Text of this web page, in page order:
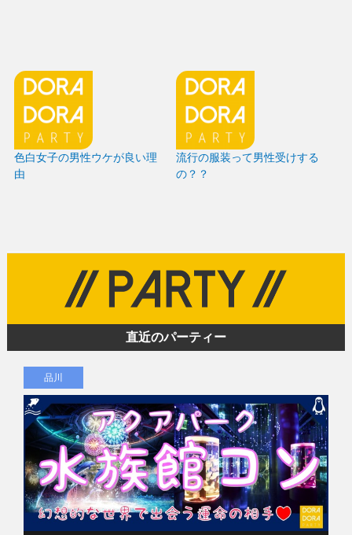
色白女子の男性ウケが良い理
由
流行の服装って男性受けする
の？？
直近のパーティー
品川